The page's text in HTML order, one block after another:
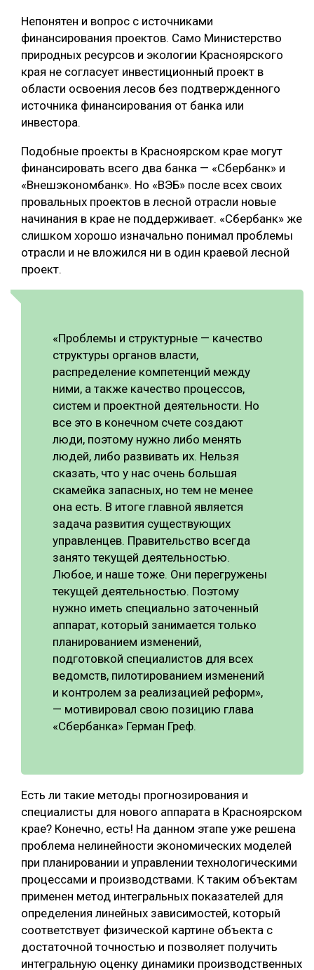
Непонятен и вопрос с источниками
финансирования проектов. Само Министерство
природных ресурсов и экологии Красноярского
края не согласует инвестиционный проект в
области освоения лесов без подтвержденного
источника финансирования от банка или
инвестора.
Подобные проекты в Красноярском крае могут
финансировать всего два банка — «Сбербанк» и
«Внешэкономбанк». Но «ВЭБ» после всех своих
провальных проектов в лесной отрасли новые
начинания в крае не поддерживает. «Сбербанк» же
слишком хорошо изначально понимал проблемы
отрасли и не вложился ни в один краевой лесной
проект.
«Проблемы и структурные — качество
структуры органов власти,
распределение компетенций между
ними, а также качество процессов,
систем и проектной деятельности. Но
все это в конечном счете создают
люди, поэтому нужно либо менять
людей, либо развивать их. Нельзя
сказать, что у нас очень большая
скамейка запасных, но тем не менее
она есть. В итоге главной является
задача развития существующих
управленцев. Правительство всегда
занято текущей деятельностью.
Любое, и наше тоже. Они перегружены
текущей деятельностью. Поэтому
нужно иметь специально заточенный
аппарат, который занимается только
планированием изменений,
подготовкой специалистов для всех
ведомств, пилотированием изменений
и контролем за реализацией реформ»,
— мотивировал свою позицию глава
«Сбербанка» Герман Греф.
Есть ли такие методы прогнозирования и
специалисты для нового аппарата в Красноярском
крае? Конечно, есть! На данном этапе уже решена
проблема нелинейности экономических моделей
при планировании и управлении технологическими
процессами и производствами. К таким объектам
применен метод интегральных показателей для
определения линейных зависимостей, который
соответствует физической картине объекта с
достаточной точностью и позволяет получить
интегральную оценку динамики производственных